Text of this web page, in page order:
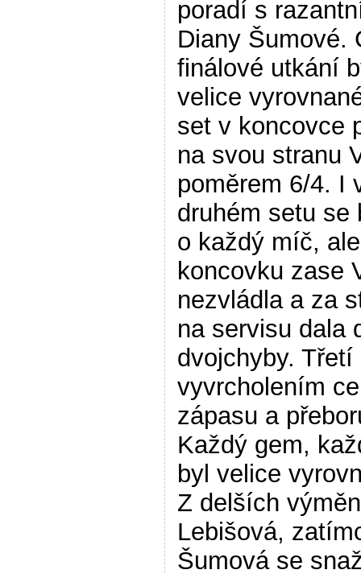
poradí s
Diany Šumové.
finálové utkání
velice
set v koncovce
na svou stranu
poměrem 6/4. I
druhém setu se
o každý míč, ale
koncovku zase
nezvládla a za
na servisu dala
dvojchyby. Třetí
vyvrcholením
zápasu a
Každý gem,
byl velice
Z delších
Lebišová,
Šumová se